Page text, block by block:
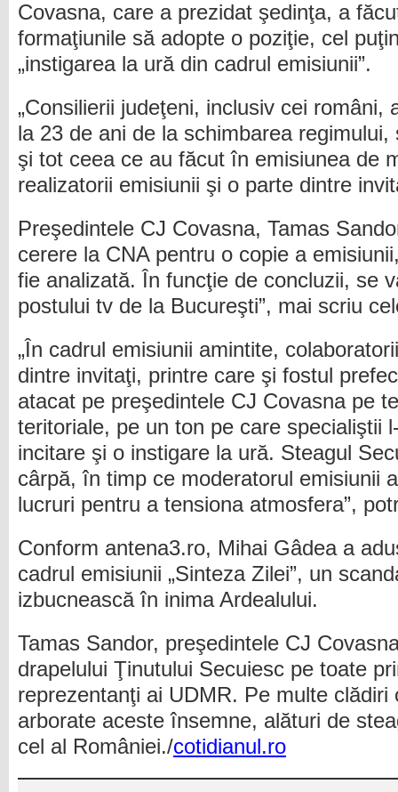
Covasna, care a prezidat şedinţa, a
formaţiunile să adopte o poziţie, cel
„instigarea la ură din cadrul emisiunii”.
„Consilierii judeţeni, inclusiv cei români,
la 23 de ani de la schimbarea
şi tot ceea ce au făcut în emisiunea de
realizatorii emisiunii şi o parte dintre
Preşedintele CJ Covasna, Tamas
cerere la CNA pentru o copie a
fie analizată. În funcţie de concluzii, se
postului tv de la Bucureşti”, mai scriu
„În cadrul emisiunii amintite,
dintre invitaţi, printre care şi fostul
atacat pe preşedintele CJ Covasna pe
teritoriale, pe un ton pe care specialiştii
incitare şi o instigare la ură. Steagul
cârpă, în timp ce moderatorul emisiunii
lucruri pentru a tensiona atmosfera”,
Conform antena3.ro, Mihai Gâdea a
cadrul emisiunii „Sinteza Zilei”, un
izbucnească în inima Ardealului.
Tamas Sandor, preşedintele CJ
drapelului Ţinutului Secuiesc pe toate
reprezentanţi ai UDMR. Pe multe clădiri
arborate aceste însemne, alături de
cel al României./cotidianul.ro